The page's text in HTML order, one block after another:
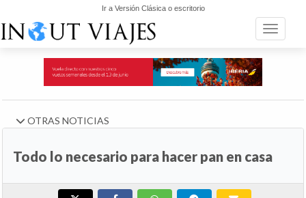
Ir a Versión Clásica o escritorio
Toggle
OTRAS NOTICIAS
Todo lo necesario para hacer pan en casa